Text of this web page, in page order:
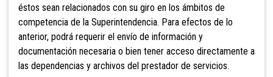
éstos sean relacionados con su giro en los ámbitos de
competencia de la Superintendencia. Para efectos de lo
anterior, podrá requerir el envío de información y
documentación necesaria o bien tener acceso directamente a
las dependencias y archivos del prestador de servicios.